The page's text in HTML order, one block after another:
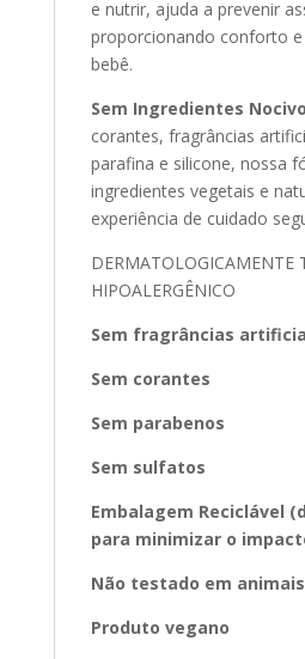
e nutrir, ajuda a prevenir
proporcionando conforto
bebê.
Sem Ingredientes
corantes, fragrâncias
parafina e silicone, nossa
ingredientes vegetais e
experiência de cuidado
DERMATOLOGICAMENTE
HIPOALERGÊNICO
Sem fragrâncias
Sem corantes
Sem parabenos
Sem sulfatos
Embalagem Reciclável
para minimizar o
Não testado em animais
Produto vegano